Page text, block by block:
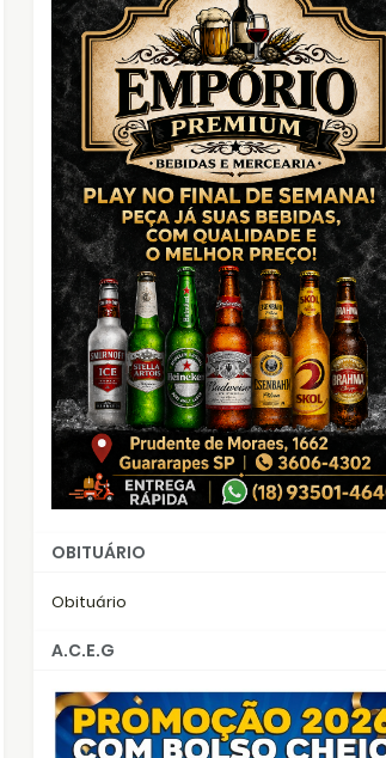
OBITUÁRIO
Obituário
A.C.E.G